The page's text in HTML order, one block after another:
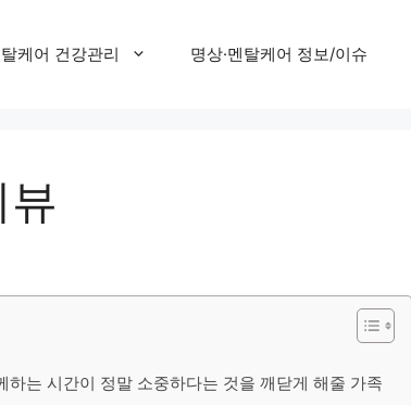
케어 건강관리 명상·멘탈케어 정보/이슈
는 시간이 정말 소중하다는 것을 깨닫게 해줄 가족